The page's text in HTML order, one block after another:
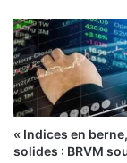
o
i
t
s
’
e
n
g
« Indices en
solides : BRVM